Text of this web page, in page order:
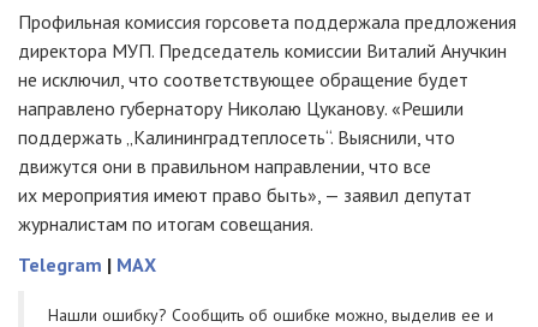
Профильная комиссия горсовета поддержала предложения
директора МУП. Председатель комиссии Виталий Анучкин
не исключил, что соответствующее обращение будет
направлено губернатору Николаю Цуканову. «Решили
поддержать „Калининградтеплосеть“. Выяснили, что
движутся они в правильном направлении, что все
их мероприятия имеют право быть», — заявил депутат
журналистам по итогам совещания.
Telegram | MAX
Нашли ошибку? Cообщить об ошибке можно, выделив ее и